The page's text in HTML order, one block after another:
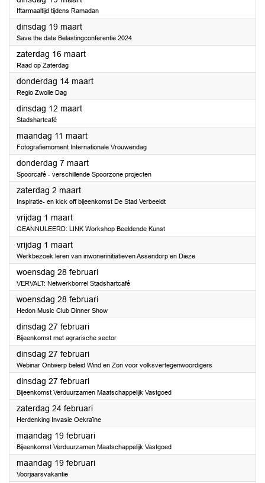
Iftarmaaltijd tijdens Ramadan
dinsdag 19 maart2024
Save the date Belastingconferentie 2024
zaterdag 16 maart2024
Raad op Zaterdag
donderdag 14 maart2024
Regio Zwolle Dag
dinsdag 12 maart2024
Stadshartcafé
maandag 11 maart2024
Fotografiemoment Internationale Vrouwendag
donderdag 7 maart2024
Spoorcafé - verschillende Spoorzone projecten
zaterdag 2 maart2024
Inspiratie- en kick off bijeenkomst De Stad Verbeeldt
vrijdag 1 maart2024
GEANNULEERD: LINK Workshop Beeldende Kunst
vrijdag 1 maart2024
Werkbezoek leren van inwonerinitiatieven Assendorp en Dieze
woensdag 28 februari2024
VERVALT: Netwerkborrel Stadshartcafé
woensdag 28 februari2024
Hedon Music Club Dinner Show
dinsdag 27 februari2024
Bijeenkomst met agrarische sector
dinsdag 27 februari2024
Webinar Ontwerp beleid Wind en Zon voor volksvertegenwoordigers
dinsdag 27 februari2024
Bijeenkomst Verduurzamen Maatschappelijk Vastgoed
zaterdag 24 februari2024
Herdenking Invasie Oekraïne
maandag 19 februari2024
Bijeenkomst Verduurzamen Maatschappelijk Vastgoed
maandag 19 februari2024
Voorjaarsvakantie